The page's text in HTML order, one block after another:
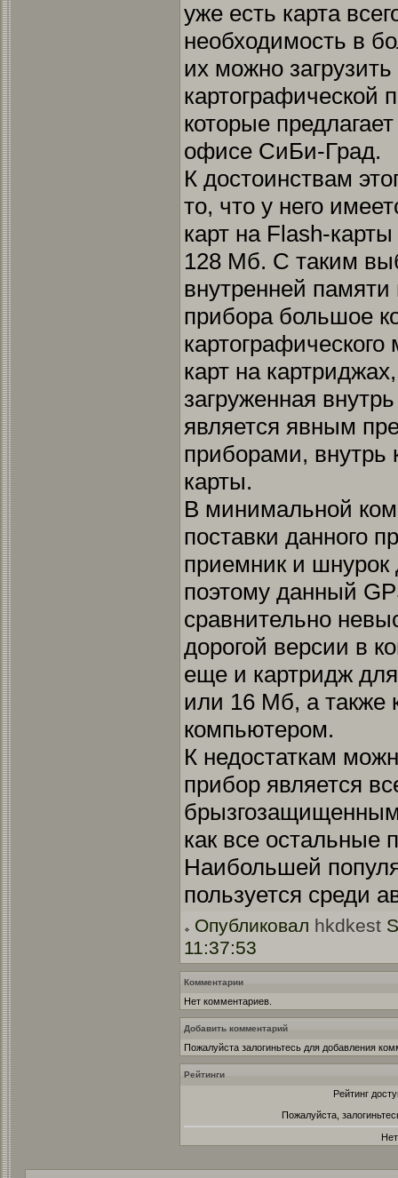
уже есть карта
необходимость в
их можно
картографической
которые
офисе СиБи-Град.
К достоинствам
то, что у него
карт на Flash-
128 Мб. С таким
внутренней памяти
прибора большое
карт на
загруженная
является явным
приборами, внутрь
карты.
В минимальной
поставки данного
приемник и
поэтому данный
сравнительно
дорогой версии в
еще и картридж
или 16 Мб, а также
компьютером.
К недостаткам
прибор является
как все остальные
Наибольшей
пользуется среди
Опубликовал hkdkest
11:37:53
Комментарии
Нет комментариев.
Добавить комментарий
Пожалуйста залогиньтесь для добавления
Рейтинги
Рейтинг
Пожалуйста,